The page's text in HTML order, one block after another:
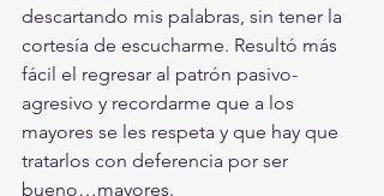
descartando mis palabras, sin tener la
cortesía de escucharme. Resultó más
fácil el regresar al patrón pasivo-
agresivo y recordarme que a los
mayores se les respeta y que hay que
tratarlos con deferencia por ser
bueno…mayores.